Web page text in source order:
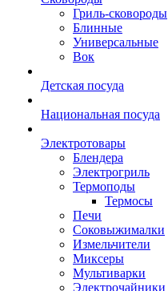
Гриль-сковороды
Блинные
Универсальные
Вок
Детская посуда
Национальная посуда
Электротовары
Блендера
Электрогриль
Термоподы
Термосы
Печи
Соковыжималки
Измельчители
Миксеры
Мультиварки
Электрочайники